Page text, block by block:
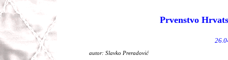
Prvenstvo
autor: Slavko Preradović